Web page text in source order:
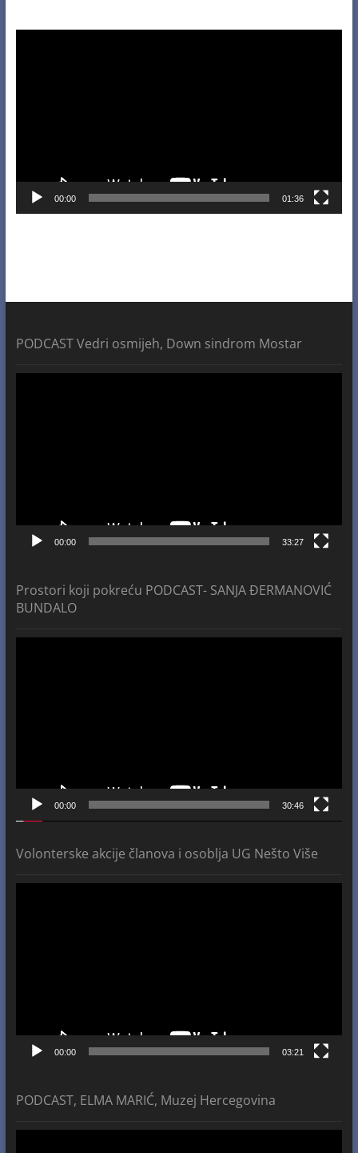
00:00 01:36
PODCAST Vedri osmijeh, Down sindrom Mostar
00:00 33:27
Prostori koji pokreću PODCAST- SANJA ĐERMANOVIĆ
BUNDALO
00:00 30:46
Volonterske akcije članova i osoblja UG Nešto Više
00:00 03:21
PODCAST, ELMA MARIĆ, Muzej Hercegovina